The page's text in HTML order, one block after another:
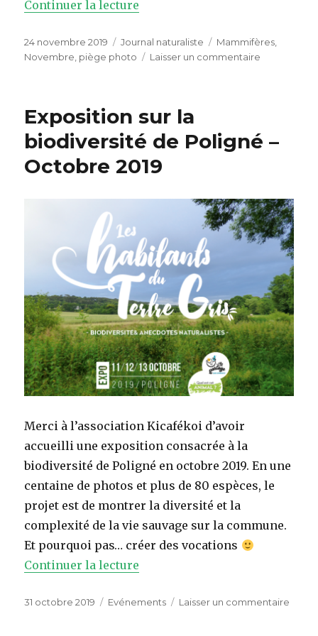
Continuer la lecture
Publié
le
24 novembre 2019 Catégories
Journal naturaliste Étiquettes
Mammifères
Novembre piège photo Laisser un commentaire
(piège
photo)
Exposition sur la
biodiversité de Poligné –
Octobre 2019
Merci à l’association Kicafékoi d’avoir
accueilli une exposition consacrée à la
biodiversité de Poligné en octobre 2019. En une
centaine de photos et plus de 80 espèces, le
projet est de montrer la diversité et la
complexité de la vie sauvage sur la commune.
Et pourquoi pas… créer des vocations
Continuer la lecture
Publié
31 octobre 2019 Catégories
Evénements Laisser un commentaire